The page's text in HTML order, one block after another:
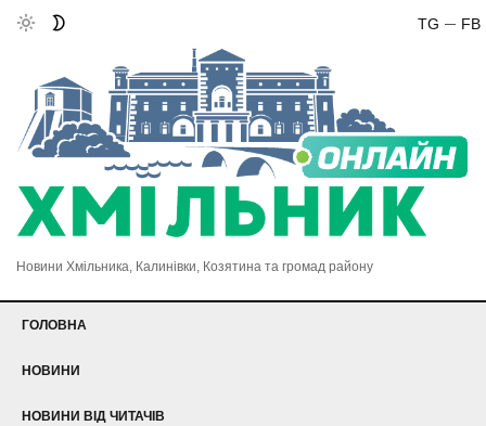
FB
TG
Новини Хмільника, Калинівки, Козятина та громад району
ГОЛОВНА
НОВИНИ
НОВИНИ ВІД ЧИТАЧІВ